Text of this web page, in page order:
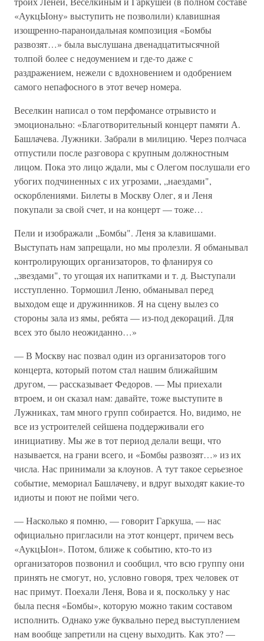
«АукцЫону» выступить не позволили) клавишная
изощренно-параноидальная композиция «Бомбы
развозят…» была выслушана двенадцатитысячной
толпой более с недоумением и где-то даже с
раздражением, нежели с вдохновением и одобрением
самого непафосного в этот вечер номера.
Веселкин написал о том перфомансе отрывисто и
эмоционально: «Благотворительный концерт памяти А.
Башлачева. Лужники. Забрали в милицию. Через полчаса
отпустили после разговора с крупным должностным
лицом. Пока это лицо ждали, мы с Олегом послушали его
убогих подчиненных с их угрозами, „наездами",
оскорблениями. Билеты в Москву Олег, я и Леня
покупали за свой счет, и на концерт — тоже…
Пели и изображали „Бомбы". Леня за клавишами.
Выступать нам запрещали, но мы пролезли. Я обманывал
контролирующих организаторов, то фланируя со
„звездами", то угощая их напитками и т. д. Выступали
исступленно. Тормошил Леню, обманывал перед
выходом еще и дружинников. Я на сцену вылез со
стороны зала из ямы, ребята — из-под декораций. Для
всех это было неожиданно…»
— В Москву нас позвал один из организаторов того
концерта, который потом стал нашим ближайшим
другом, — рассказывает Федоров. — Мы приехали
втроем, и он сказал нам: давайте, тоже выступите в
Лужниках, там много групп собирается. Но, видимо, не
все из устроителей сейшена поддерживали его
инициативу. Мы же в тот период делали вещи, что
называется, на грани всего, и «Бомбы развозят…» из их
числа. Нас принимали за клоунов. А тут такое серьезное
событие, мемориал Башлачеву, и вдруг выходят какие-то
идиоты и поют не пойми чего.
— Насколько я помню, — говорит Гаркуша, — нас
официально пригласили на этот концерт, причем весь
«АукцЫон». Потом, ближе к событию, кто-то из
организаторов позвонил и сообщил, что всю группу они
принять не смогут, но, условно говоря, трех человек от
нас примут. Поехали Леня, Вова и я, поскольку у нас
была песня «Бомбы», которую можно таким составом
исполнить. Однако уже буквально перед выступлением
нам вообще запретили на сцену выходить. Как это? —